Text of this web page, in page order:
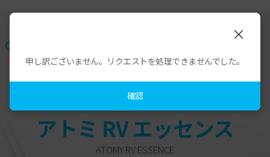
アトミ独自の技術で
頭皮環境を健やかに保ち、
ハリ・コシのある髪の毛で美しい未来へ
アトミ RV エッセンス
ATOMY RV ESSENCE
申し訳ございません。リクエストを処理できませんでした。
確認